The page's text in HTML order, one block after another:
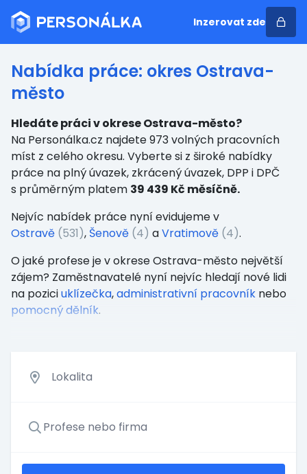
Inzerovat zde
Nabídka práce: okres Ostrava-
město
Hledáte práci v okrese Ostrava-město?
Na Personálka.cz najdete 973 volných pracovních
míst z celého okresu. Vyberte si z široké nabídky
práce na plný úvazek, zkrácený úvazek, DPP i DPČ
s průměrným platem 39 439 Kč měsíčně.
Nejvíc nabídek práce nyní evidujeme v
Ostravě (531), Šenově (4) aVratimově (4).
O jaké profese je v okrese Ostrava-město největší
zájem? Zaměstnavatelé nyní nejvíc hledají nové lidi
na poziciuklízečka,administrativní pracovník nebo
pomocný dělník.